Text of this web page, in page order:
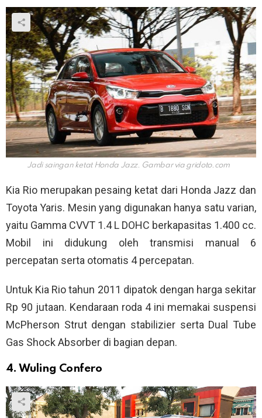
Jadi saingan ketat Honda Jazz. Gambar via gridoto.com
Kia Rio merupakan pesaing ketat dari Honda Jazz dan
Toyota Yaris. Mesin yang digunakan hanya satu varian,
yaitu Gamma CVVT 1.4 L DOHC berkapasitas 1.400 cc.
Mobil ini didukung oleh transmisi manual 6
percepatan serta otomatis 4 percepatan.
Untuk Kia Rio tahun 2011 dipatok dengan harga sekitar
Rp 90 jutaan. Kendaraan roda 4 ini memakai suspensi
McPherson Strut dengan stabilizier serta Dual Tube
Gas Shock Absorber di bagian depan.
4. Wuling Confero